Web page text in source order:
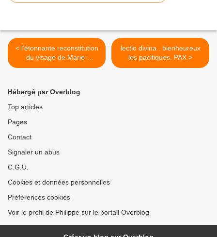
< l’étonnante reconstitution
du visage de Marie-
Madeleine
lectio divina . bienheureux
les pacifiques. PAX >
Hébergé par Overblog
Top articles
Pages
Contact
Signaler un abus
C.G.U.
Cookies et données personnelles
Préférences cookies
Voir le profil de Philippe sur le portail Overblog